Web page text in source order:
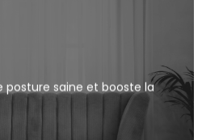
posture saine et booste la